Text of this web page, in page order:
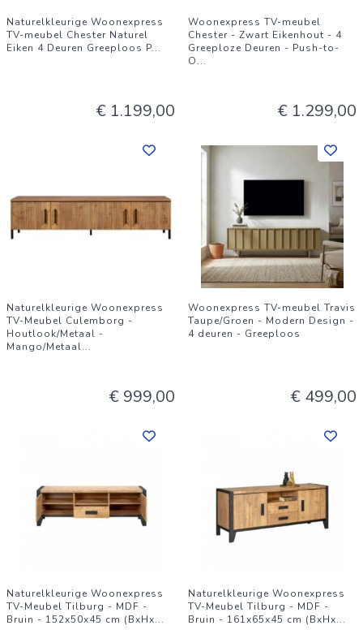
Naturelkleurige Woonexpress
TV-meubel Chester Naturel
Eiken 4 Deuren Greeploos P...
€ 1.199,00
Woonexpress TV-meubel
Chester - Zwart Eikenhout - 4
Greeploze Deuren - Push-to-
O...
€ 1.299,00
Naturelkleurige Woonexpress
TV-Meubel Culemborg -
Houtlook/Metaal -
Mango/Metaal...
€ 999,00
Woonexpress TV-meubel Travis
Taupe/Groen - Modern Design -
4 deuren - Greeploos
€ 499,00
Naturelkleurige Woonexpress
TV-Meubel Tilburg - MDF -
Bruin - 152x50x45 cm (BxHx...
Naturelkleurige Woonexpress
TV-Meubel Tilburg - MDF -
Bruin - 161x65x45 cm (BxHx...